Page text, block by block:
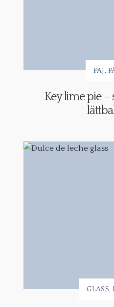
PAJ
Key lime pie –
GLASS